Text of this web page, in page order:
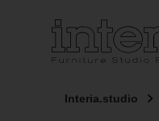
Interia.studio